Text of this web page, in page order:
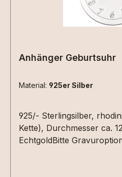
Anhänger Geburtsuhr
Material: 925er Silber
925/- Sterlingsilber,
Kette), Durchmesser ca.
EchtgoldBitte